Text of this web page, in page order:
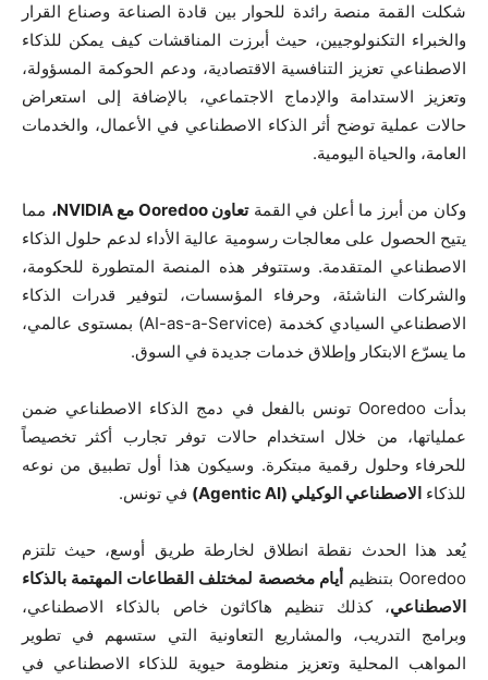
شكلت القمة منصة رائدة للحوار بين قادة الصناعة وصناع القرار
والخبراء التكنولوجيين، حيث أبرزت المناقشات كيف يمكن للذكاء
الاصطناعي تعزيز التنافسية الاقتصادية، ودعم الحوكمة المسؤولة،
وتعزيز الاستدامة والإدماج الاجتماعي، بالإضافة إلى استعراض
حالات عملية توضح أثر الذكاء الاصطناعي في الأعمال، والخدمات
العامة، والحياة اليومية.
وكان من أبرز ما أعلن في القمةتعاونOoredoo معNVIDIA، مما
يتيح الحصول على معالجات رسومية عالية الأداء لدعم حلول الذكاء
الاصطناعي المتقدمة. وستتوفر هذه المنصة المتطورة للحكومة،
والشركات الناشئة، وحرفاء المؤسسات، لتوفير قدرات الذكاء
الاصطناعي السيادي كخدمة (AI-as-a-Service) بمستوى عالمي،
ما يسرّع الابتكار وإطلاق خدمات جديدة في السوق.
بدأت Ooredoo تونس بالفعل في دمج الذكاء الاصطناعي ضمن
عملياتها، من خلال استخدام حالات توفر تجارب أكثر تخصيصاً
للحرفاء وحلول رقمية مبتكرة. وسيكون هذا أول تطبيق من نوعه
للذكاء الاصطناعي الوكيلي (Agentic AI
) في تونس.
يُعد هذا الحدث نقطة انطلاق لخارطة طريق أوسع، حيث تلتزم
Ooredoo بتنظيم
أيام مخصصة لمختلف القطاعات المهتمة بالذكاء
الاصطناعي، كذلك تنظيم هاكاثون خاص بالذكاء الاصطناعي،
وبرامج التدريب، والمشاريع التعاونية التي ستسهم في تطوير
المواهب المحلية وتعزيز منظومة حيوية للذكاء الاصطناعي في